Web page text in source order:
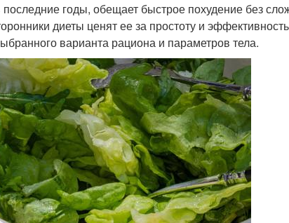
годы, обещает быстрое похудение без
диеты ценят ее за простоту и
варианта рациона и параметров тела.